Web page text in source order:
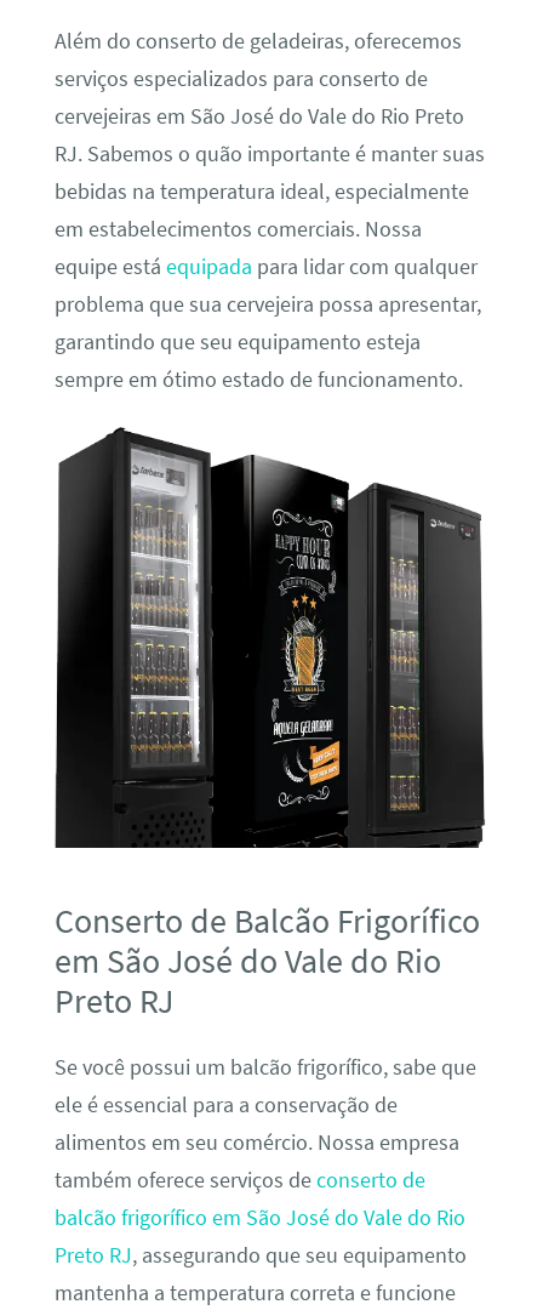
Além do conserto de geladeiras, oferecemos
serviços especializados para conserto de
cervejeiras em São José do Vale do Rio Preto
RJ. Sabemos o quão importante é manter suas
bebidas na temperatura ideal, especialmente
em estabelecimentos comerciais. Nossa
equipe está equipada para lidar com qualquer
problema que sua cervejeira possa apresentar,
garantindo que seu equipamento esteja
sempre em ótimo estado de funcionamento.
Conserto de Balcão Frigorífico
em São José do Vale do Rio
Preto RJ
Se você possui um balcão frigorífico, sabe que
ele é essencial para a conservação de
alimentos em seu comércio. Nossa empresa
também oferece serviços deconserto de
balcão frigorífico em São José do Vale do Rio
Preto RJ, assegurando que seu equipamento
mantenha a temperatura correta e funcione